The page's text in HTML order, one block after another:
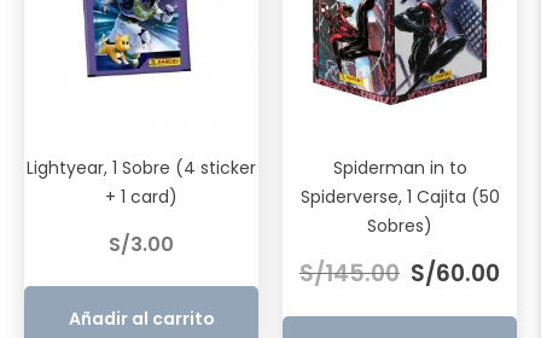
Lightyear, 1 Sobre (4 sticker
+ 1 card)
S/3.00
Añadir al carrito
Spiderman in to
Spiderverse, 1 Cajita (50
Sobres)
S/145.00 precio
original
S/60.00